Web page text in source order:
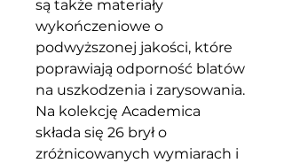
są także materiały
wykończeniowe o
podwyższonej jakości, które
poprawiają odporność blatów
na uszkodzenia i zarysowania.
Na kolekcję Academica
składa się 26 brył o
zróżnicowanych wymiarach i